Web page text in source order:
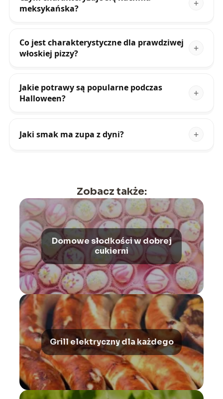
meksykańska?
Co jest charakterystyczne dla prawdziwej
włoskiej pizzy?
Jakie potrawy są popularne podczas
Halloween?
Jaki smak ma zupa z dyni?
Zobacz także:
Domowe słodkości w dobrej
cukierni
Grill elektryczny dla każdego